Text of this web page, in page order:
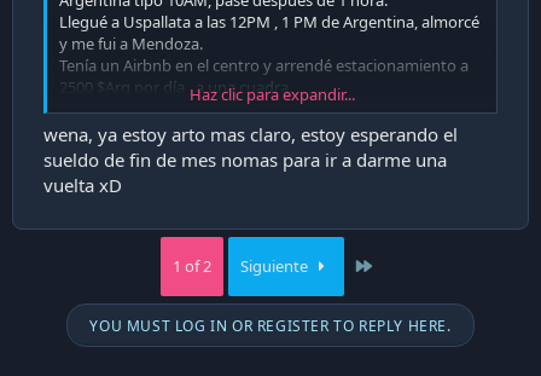
Llegué a Uspallata a las 12PM , 1 PM de Argentina, almorcé
y me fui a Mendoza.
Tenía un Airbnb en el centro y arrendé estacionamiento a
2500 $Arg por día , a una cuadra.
El depto , para 6 me salió U$400, para 4 días.
Usé roaming de Entel para whatsapp $3990 los 3 dias ,
creo.
Fui a super Carrefour del centro y compré. No me metí a
los mayoristas, pq está la cagá y los precios no son tan
Monster energy a $1000 chilenos
Detergente skip para diluir en 3 lts $2000 chilenos
Aceite de oliva $10000 los 5 litros
etc.
Para almorzar sale todo barato, por ej, si en Chile gastas 10
Haz clic para expandir...
wena, ya estoy arto mas claro, estoy esperando el
sueldo de fin de mes nomas para ir a darme una
vuelta xD
1 of 2 Siguiente
YOU MUST LOG IN OR REGISTER TO REPLY HERE.